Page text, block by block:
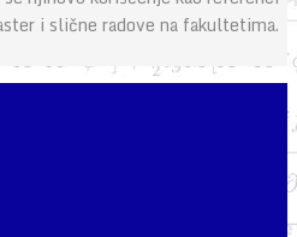
i slične radove na fakultetima.